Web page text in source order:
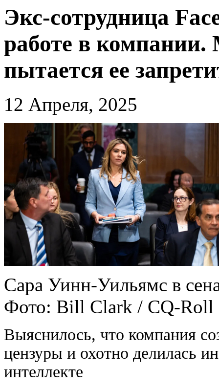
Экс-сотрудница
работе в компании.
пытается ее
12 Апреля, 2025
Сара Уинн-Уильямс в
Фото: Bill Clark / CQ-Roll
Выяснилось, что компания
цензуры и охотно делилась
интеллекте